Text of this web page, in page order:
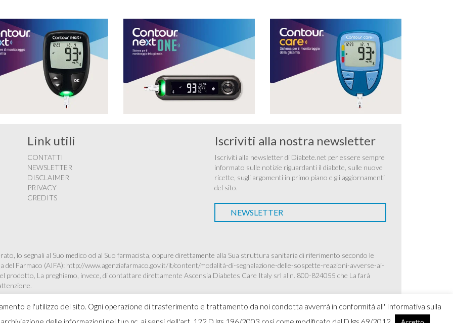
e l'utilizzo del sito. Ogni operazione di trasferimento e trattamento da noi condotta avverrà in conformità all' Informativa sulla
Link utili
CONTATTI
NEWSLETTER
DISCLAIMER
PRIVACY
CREDITS
Iscriviti alla nostra newsletter
Iscriviti alla newsletter di Diabete.net per essere sempre
informato sulle notizie riguardanti il diabete, sulle nuove
ricette, sugli argomenti in primo piano e gli aggiornamenti
del sito.
NEWSLETTER
lo segnali al Suo medico od al Suo farmacista, oppure direttamente alla Sua struttura sanitaria di riferimento secondo le
del Farmaco (AIFA): http://www.agenziafarmaco.gov.it/it/content/modalità-di-segnalazione-delle-sospette-reazioni-avverse-ai-
prodotto, La preghiamo, invece, di contattare direttamente Ascensia Diabetes Care Italy srl al n. 800-824055 che La farà